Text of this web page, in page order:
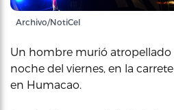
Archivo/NotiCel
Un hombre murió atropellado
noche del viernes, en la
en Humacao.